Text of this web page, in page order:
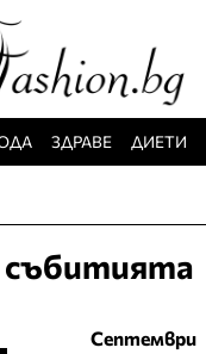
ЗДРАВЕ ДИЕТИ
събитията
Септември